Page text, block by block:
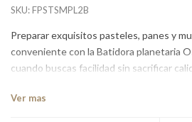
SKU: FPSTSMPL2B
Preparar exquisitos pasteles, panes y
conveniente con la Batidora planetaria
cuando buscas facilidad sin sacrificar
Ver mas